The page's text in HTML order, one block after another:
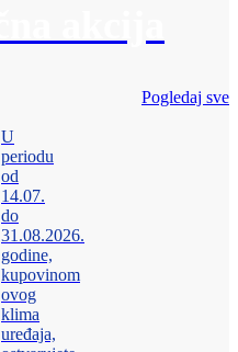
Pogledaj sve
U
periodu
od
14.07.
do
31.08.2026.
godine,
kupovinom
ovog
klima
uređaja,